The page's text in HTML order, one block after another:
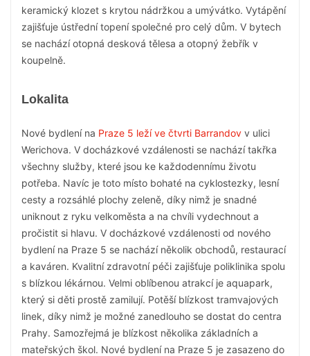
keramický klozet s krytou nádržkou a umývátko. Vytápění
zajišťuje ústřední topení společné pro celý dům. V bytech
se nachází otopná desková tělesa a otopný žebřík v
koupelně.
Lokalita
Nové bydlení na Praze 5 leží ve čtvrti Barrandov v ulici
Werichova. V docházkové vzdálenosti se nachází takřka
všechny služby, které jsou ke každodennímu životu
potřeba. Navíc je toto místo bohaté na cyklostezky, lesní
cesty a rozsáhlé plochy zeleně, díky nimž je snadné
uniknout z ryku velkoměsta a na chvíli vydechnout a
pročistit si hlavu. V docházkové vzdálenosti od nového
bydlení na Praze 5 se nachází několik obchodů, restaurací
a kaváren. Kvalitní zdravotní péči zajišťuje poliklinika spolu
s blízkou lékárnou. Velmi oblíbenou atrakcí je aquapark,
který si děti prostě zamilují. Potěší blízkost tramvajových
linek, díky nimž je možné zanedlouho se dostat do centra
Prahy. Samozřejmá je blízkost několika základních a
mateřských škol. Nové bydlení na Praze 5 je zasazeno do